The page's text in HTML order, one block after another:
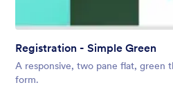
Registration - Simple Green
A responsive, two pane flat, green
form.